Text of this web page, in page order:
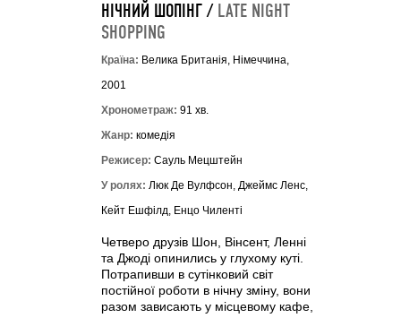
НІЧНИЙ ШОПІНГ / LATE NIGHT
SHOPPING
Країна: Велика Британія, Німеччина,
2001
Хронометраж: 91 хв.
Жанр: комедія
Режисер: Сауль Мецштейн
У ролях: Люк Де Вулфсон, Джеймс Ленс,
Кейт Ешфілд, Енцо Чиленті
Четверо друзів Шон, Вінсент, Ленні
та Джоді опинились у глухому куті.
Потрапивши в сутінковий світ
постійної роботи в нічну зміну, вони
разом зависають у місцевому кафе,